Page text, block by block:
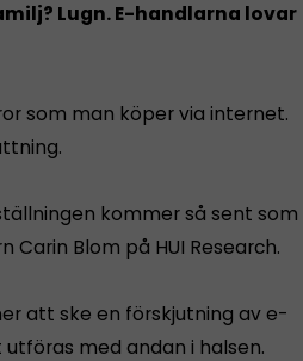
Lugn. E-handlarna lovar
som man köper via internet.
kommer så sent som
Carin Blom på HUI Research.
att ske en förskjutning av e-
med andan i halsen.